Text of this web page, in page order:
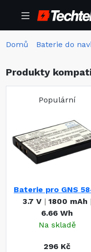
Domů Baterie do
Produkty
Populární
Baterie pro GNS
3.7 V | 1800 mAh |
6.66 Wh
Na skladě
296 Kč